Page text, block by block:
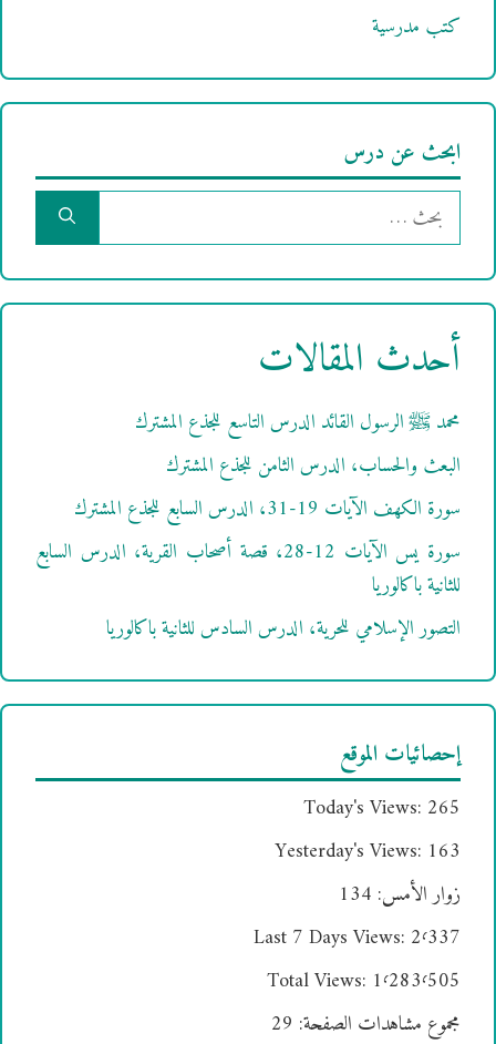
كتب مدرسية
ابحث عن درس
البحث
عن:
أحدث المقالات
محمد ﷺ الرسول القائد الدرس التاسع للجذع المشترك
البعث والحساب، الدرس الثامن للجذع المشترك
سورة الكهف الآيات 19-31، الدرس السابع للجذع المشترك
سورة يس الآيات 12-28، قصة أصحاب القرية، الدرس السابع
للثانية باكالوريا
التصور الإسلامي للحرية، الدرس السادس للثانية باكالوريا
إحصائيات الموقع
Today's Views: 265
Yesterday's Views: 163
زوار الأمس: 134
Last 7 Days Views: 2٬337
Total Views: 1٬283٬505
مجموع مشاهدات الصفحة: 29